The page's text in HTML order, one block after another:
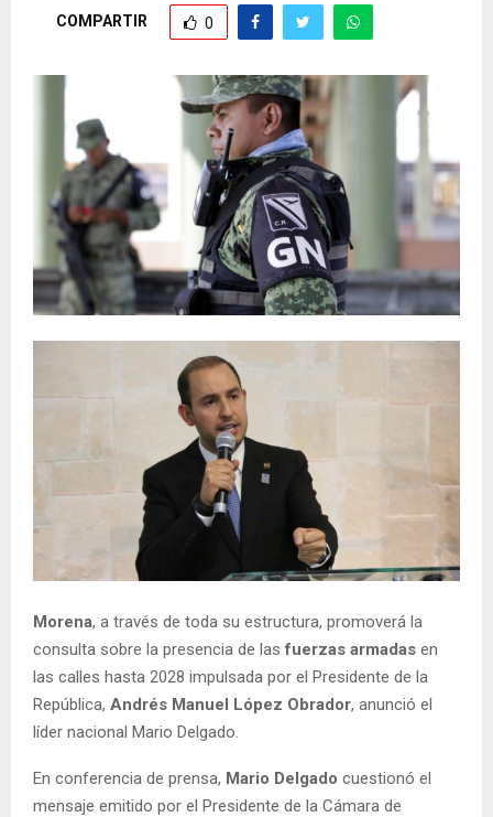
COMPARTIR 0
Morena, a través de toda su estructura, promoverá la
consulta sobre la presencia de lasfuerzas armadas en
las calles hasta 2028 impulsada por el Presidente de la
República, Andrés Manuel López Obrador, anunció el
líder nacional Mario Delgado.
En conferencia de prensa, Mario Delgado cuestionó el
mensaje emitido por el Presidente de la Cámara de